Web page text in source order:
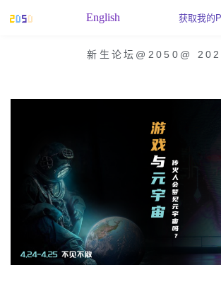
English 获取我的
新生论坛@2050 @